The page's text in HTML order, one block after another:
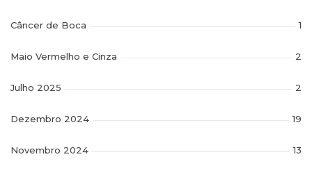
Câncer de Boca 1
Maio Vermelho e Cinza 2
Julho 2025 2
Dezembro 2024 19
Novembro 2024 13